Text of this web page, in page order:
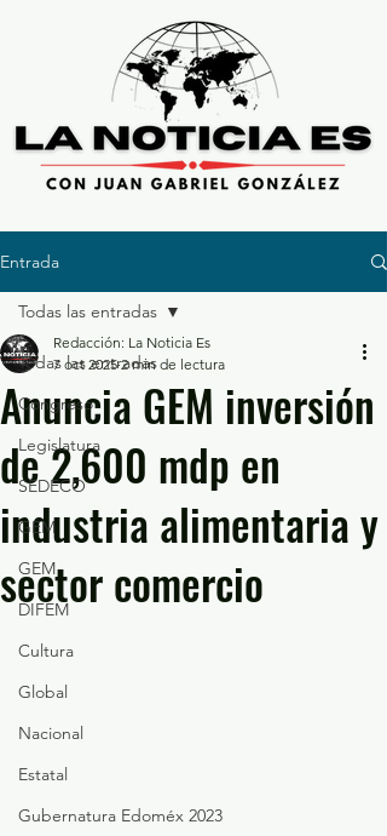
Entrada
Todas las entradas
Congreso
Legislatura
SEDECO
GEM
GEM
DIFEM
Cultura
Global
Nacional
Estatal
Gubernatura Edoméx 2023
Todas las entradas
Anuncia GEM inversión
de 2,600 mdp en
industria alimentaria y
sector comercio
Redacción: La Noticia Es
7 oct 2025 2 min de lectura